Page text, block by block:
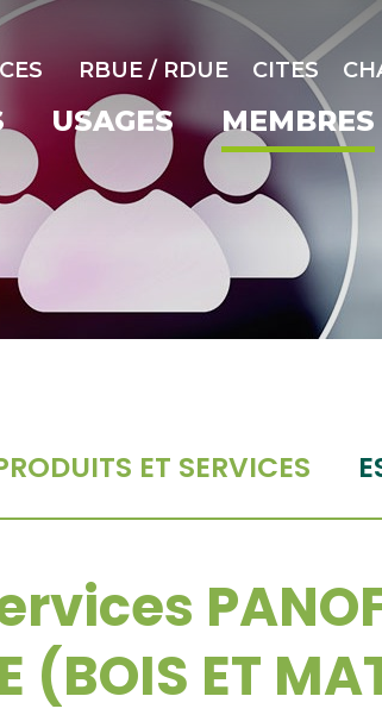
RBUE / RDUE CITES
USAGES MEMBRES
ET SERVICES
(BOIS ET